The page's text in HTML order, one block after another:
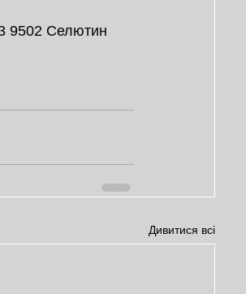
9502 Селютин
Дивитися всі